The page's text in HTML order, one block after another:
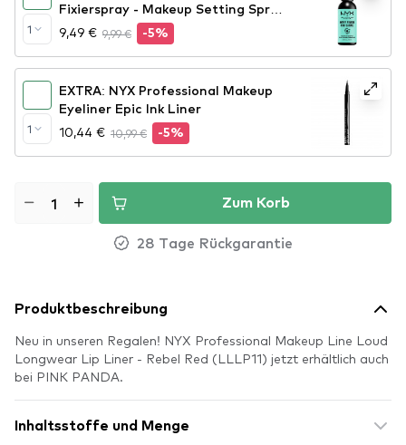
1
Fixierspray - Makeup Setting Spray
– Dewy Finish (MSS02)
9,49 € 9,99 € -5%
1
EXTRA: NYX Professional Makeup
Eyeliner Epic Ink Liner
10,44 € 10,99 € -5%
Zum Korb
28 Tage Rückgarantie
Produktbeschreibung
Neu in unseren Regalen! NYX Professional Makeup Line Loud
Longwear Lip Liner - Rebel Red (LLLP11) jetzt erhältlich auch
bei PINK PANDA.
Inhaltsstoffe und Menge